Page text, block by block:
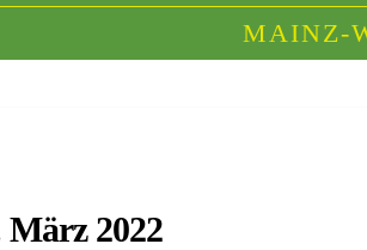
MAINZ-
März 2022